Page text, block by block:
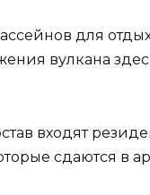
для
вулкана
входят
сдаются в